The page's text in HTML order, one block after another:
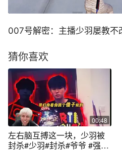
007号解密：主播少羽屡教不
猜你喜欢
00:48
左右脑互搏这一块，少羽被
封杀#少羽#封杀#爷爷 #强烈